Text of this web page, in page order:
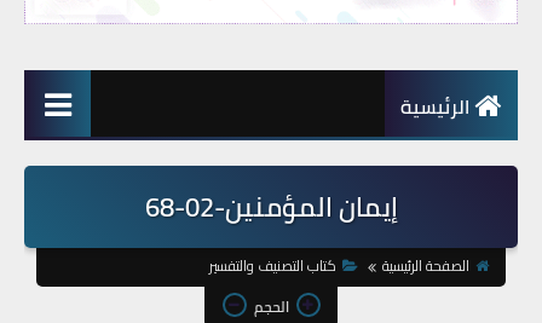
الرئيسية
إيمان المؤمنين-02-68
الصفحة الرئيسية
كتاب التصنيف والتفسير
الحجم